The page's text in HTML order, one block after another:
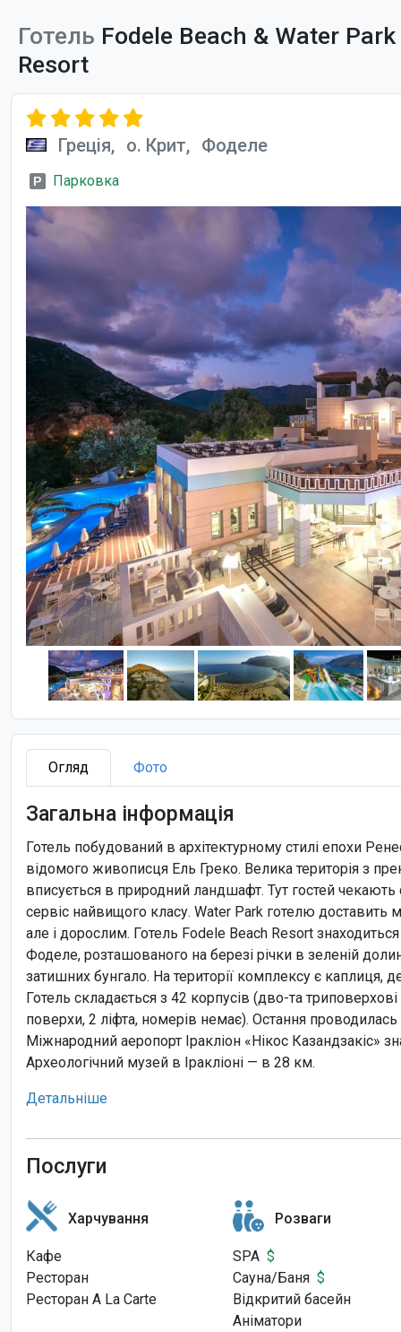
Готель Fodele Beach & Water
Resort
Греція, о. Крит, Фоделе
Парковка
Огляд Фото
Загальна інформація
Готель побудований в архітектурному стилі епохи
відомого живописця Ель Греко. Велика територія з
вписується в природний ландшафт. Тут гостей
сервіс найвищого класу. Water Park готелю доставить
але і дорослим. Готель Fodele Beach Resort
Фоделе, розташованого на березі річки в зеленій
затишних бунгало. На території комплексу є каплиця,
Готель складається з 42 корпусів (дво-та
поверхи, 2 ліфта, номерів немає). Остання
Міжнародний аеропорт Іракліон «Нікос Казандзакіс»
Археологічний музей в Іракліоні — в 28 км.
Детальніше
Послуги
Харчування
Кафе
Ресторан
Ресторан A La Carte
Розваги
SPA $
Сауна/Баня $
Відкритий басейн
Аніматори